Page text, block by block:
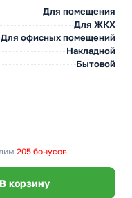
Для помещения
Для ЖКХ
Для офисных помещений
Накладной
Бытовой
205 бонусов
корзину